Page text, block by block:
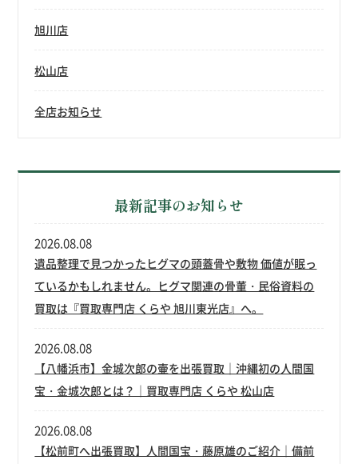
旭川店
松山店
全店お知らせ
最新記事のお知らせ
遺品整理で見つかったヒグマの頭蓋骨や敷物 価値が眠っ
ているかもしれません。ヒグマ関連の骨董・民俗資料の
買取は『買取専門店 くらや 旭川東光店』へ。
2026.08.08
【八幡浜市】金城次郎の壷を出張買取｜沖縄初の人間国
宝・金城次郎とは？｜買取専門店 くらや 松山店
2026.08.08
【松前町へ出張買取】人間国宝・藤原雄のご紹介｜備前
2026.08.08